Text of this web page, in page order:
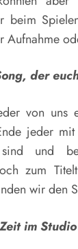
beim
der
von uns
jeder
sind und
zum
wir den
im